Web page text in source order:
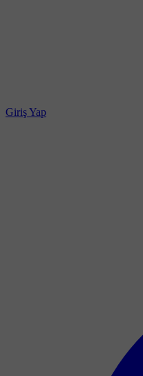
Giriş Yap